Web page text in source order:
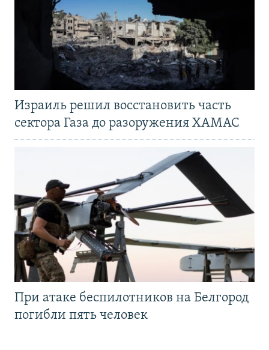
Израиль решил восстановить часть
сектора Газа до разоружения ХАМАС
При атаке беспилотников на Белгород
погибли пять человек